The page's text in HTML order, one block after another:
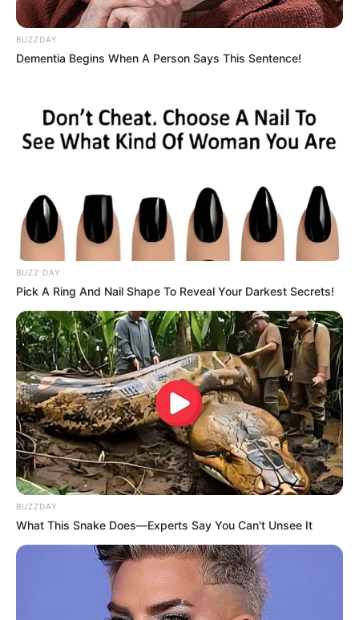
g/wiki/Vacha.
Heimatmuseum Burg Wendelstein in Vacha - Eine
Puppensammlung im mittelalterlichen Gemäuer mit
w.museum-vacha.de.
Graues Schloss in Mihla - Ein Renaissancebau aus
Hainichs. Informationen unter
www.graues-schloss.
de
Altensteiner Höhle - Die mit 1785 m längste Höhle
Thüringens wurde 1799 bei Bauarbeiten entdeckt.
Informationen unter
Holzschnitzerdorf Empfertshausen - Imposantes
Künstlerdorf in der Tradition der Holzschnitzerei.
Von der Gestaltung der Ortsstraßenschilder bis zur
Dekoration in zahlreichen Vorgärten sind
Holzschnitzereien in unterschiedlichsten Fassetten
zu bestaunen. Bei einem spontanen
Werkstattbesuch kann man außerdem dem
entstehen der Kunstwerke direkt beiwohnen. Von
großen Skulpturen, Reliefs und sakralen oder
regionalen Figuren bis zum Filigranen Baumbehang
für Weihnachten wird hier alles aus Holz
geschnitten. Im Gebäude der alten Schnitzschule in
viele dieser Kunstwerke vorgestellt. Besonders zu
empfehlen ist zudem ein Besuch des alljährlich im
Juli durchgeführten Holzschnitzer-Symposiums. Am
Ortsrand in Richtung Andenhausen befindet sich die
BUZZDAY
Dementia Begins When A Person Says This Sentence!
BUZZ DAY
Pick A Ring And Nail Shape To Reveal Your Darkest Secrets!
BUZZDAY
What This Snake Does—Experts Say You Can't Unsee It